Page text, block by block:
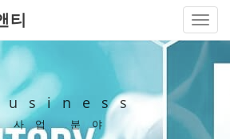
티
사업 분야